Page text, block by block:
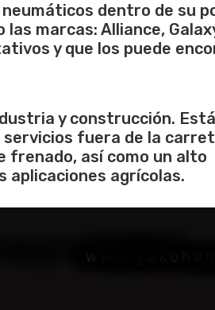
neumáticos dentro de su
marcas: Alliance,
y que los puede
y construcción. Está
servicios fuera de la
frenado, así como un alto
aplicaciones agrícolas.